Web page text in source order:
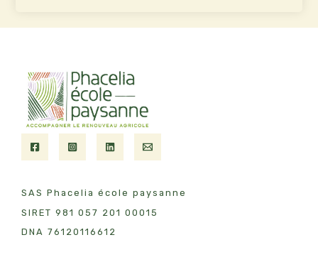
SAS Phacelia école paysanne
SIRET 981 057 201 00015
DNA 7612011 6612